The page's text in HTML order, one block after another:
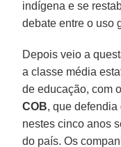
indígena e se
debate entre o uso
Depois veio a
a classe média
de educação, com
COB, que
nestes cinco anos
do país. Os